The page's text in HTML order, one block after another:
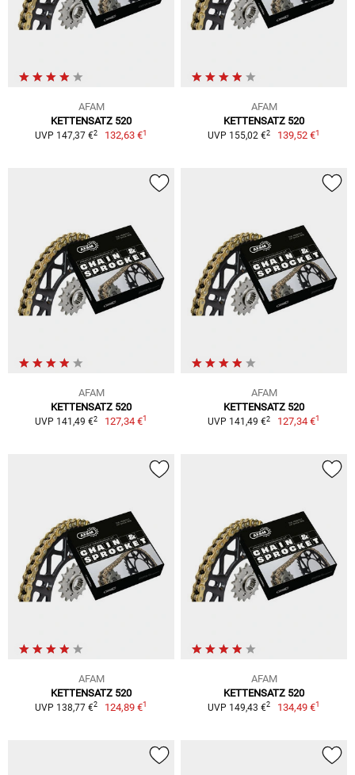
AFAM
KETTENSATZ 520
UVP 147,37 €2 132,63 €1
AFAM
KETTENSATZ 520
UVP 155,02 €2 139,52 €1
AFAM
KETTENSATZ 520
UVP 141,49 €2 127,34 €1
AFAM
KETTENSATZ 520
UVP 141,49 €2 127,34 €1
AFAM
KETTENSATZ 520
UVP 138,77 €2 124,89 €1
AFAM
KETTENSATZ 520
UVP 149,43 €2 134,49 €1